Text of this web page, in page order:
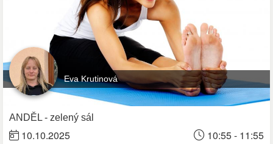
Eva Krutinová
ANDĚL - zelený sál
10.10.2025 10:55 - 11:55